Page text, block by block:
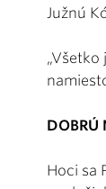
Južnú
DOBRÚ
Hoci sa